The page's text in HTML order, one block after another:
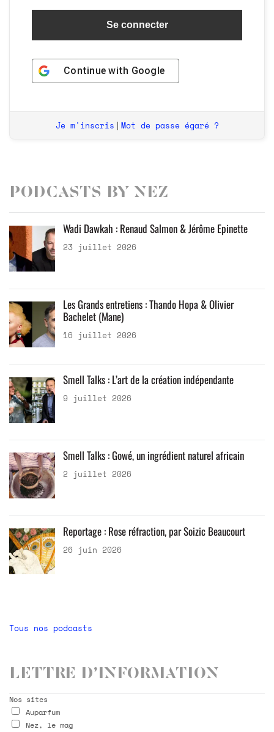
Continue with Google
Je m'inscris | Mot de passe égaré ?
Podcasts by Nez
Wadi Dawkah : Renaud Salmon & Jérôme Epinette
23 juillet 2026
Les Grands entretiens : Thando Hopa & Olivier
Bachelet (Mane)
16 juillet 2026
Smell Talks : L’art de la création indépendante
9 juillet 2026
Smell Talks : Gowé, un ingrédient naturel africain
2 juillet 2026
Reportage : Rose réfraction, par Soizic Beaucourt
26 juin 2026
Tous nos podcasts
Lettre d’information
Nos sites
Auparfum
Nez, le mag